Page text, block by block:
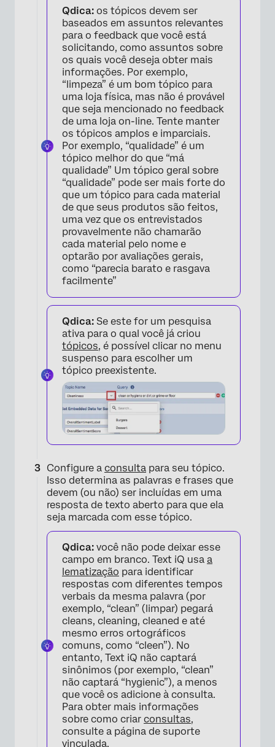
×
Qdica: os tópicos devem ser
baseados em assuntos relevantes
para o feedback que você está
solicitando, como assuntos sobre
os quais você deseja obter mais
informações. Por exemplo,
“limpeza” é um bom tópico para
uma loja física, mas não é provável
que seja mencionado no feedback
de uma loja on-line. Tente manter
os tópicos amplos e imparciais.
Por exemplo, “qualidade” é um
tópico melhor do que “má
qualidade” Um tópico geral sobre
“qualidade” pode ser mais forte do
que um tópico para cada material
de que seus produtos são feitos,
uma vez que os entrevistados
provavelmente não chamarão
cada material pelo nome e
optarão por avaliações gerais,
como “parecia barato e rasgava
facilmente”
Qdica: Se este for um pesquisa
ativa para o qual você já criou
tópicos, é possível clicar no menu
suspenso para escolher um
tópico preexistente.
Configure a consulta para seu tópico.
Isso determina as palavras e frases que
devem (ou não) ser incluídas em uma
resposta de texto aberto para que ela
seja marcada com esse tópico.
Qdica: você não pode deixar esse
campo em branco. Text iQ usa a
lematização para identificar
respostas com diferentes tempos
verbais da mesma palavra (por
exemplo, “clean” (limpar) pegará
cleans, cleaning, cleaned e até
mesmo erros ortográficos
comuns, como “cleen”). No
entanto, Text iQ não captará
sinônimos (por exemplo, “clean”
não captará “hygienic”), a menos
que você os adicione à consulta.
Para obter mais informações
sobre como criar consultas,
consulte a página de suporte
vinculada.